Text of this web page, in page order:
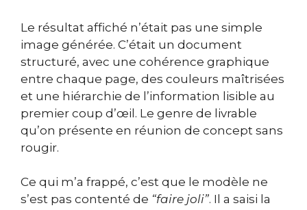
Le résultat affiché n’était pas une simple
image générée. C’était un document
structuré, avec une cohérence graphique
entre chaque page, des couleurs maîtrisées
et une hiérarchie de l’information lisible au
premier coup d’œil. Le genre de livrable
qu’on présente en réunion de concept sans
rougir.
Ce qui m’a frappé, c’est que le modèle ne
s’est pas contenté de “faire joli”. Il a saisi la